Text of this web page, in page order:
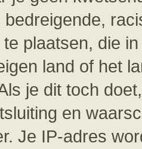
bedreigende,
plaatsen, die
land of het
je dit toch
en
Je IP-adres